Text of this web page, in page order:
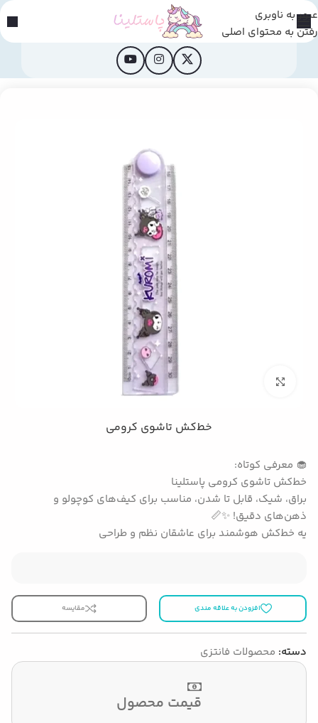
عبور به ناوبری
رفتن به محتوای اصلی
خط‌کش تاشوی کرومی
🧁 معرفی کوتاه:
خط‌کش تاشوی کرومی پاستلینا
براق، شیک، قابل تا شدن، مناسب برای کیف‌های کوچولو و
ذهن‌های دقیق! ✨📏
یه خط‌کش هوشمند برای عاشقان نظم و طراحی
افزودن به علاقه مندی مقایسه
دسته: محصولات فانتزی
قیمت محصول